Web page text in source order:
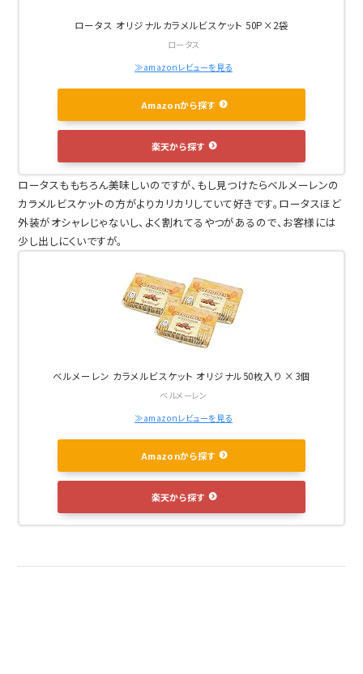
ロータス オリジナルカラメルビスケット 50P×2袋
ロータス
≫amazonレビューを見る
Amazonから探す
楽天から探す
ロータスももちろん美味しいのですが、もし見つけたらベルメーレンの
カラメルビスケットの方がよりカリカリしていて好きです。ロータスほど
外装がオシャレじゃないし、よく割れてるやつがあるので、お客様には
少し出しにくいですが。
ベルメーレン カラメルビスケット オリジナル50枚入り ×3個
ベルメーレン
≫amazonレビューを見る
Amazonから探す
楽天から探す